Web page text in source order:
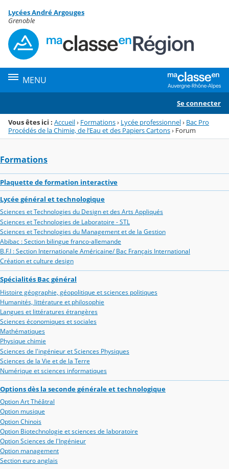
Menu de la rubrique
Contenu
Lycées André Argouges
Grenoble
MENU
Se connecter
Vous êtes ici : Accueil› Formations› Lycée professionnel› Bac Pro
Procédés de la Chimie, de l’Eau et des Papiers Cartons› Forum
Formations
Plaquette de formation interactive
Lycée général et technologique
Sciences et Technologies du Design et des Arts Appliqués
Sciences et Technologies de Laboratoire - STL
Sciences et Technologies du Management et de la Gestion
Abibac : Section bilingue franco-allemande
B.F.I : Section Internationale Américaine/ Bac Français International
Création et culture design
Spécialités Bac général
Histoire géographie, géopolitique et sciences politiques
Humanités, littérature et philosophie
Langues et littératures étrangères
Sciences économiques et sociales
Mathématiques
Physique chimie
Sciences de l'ingénieur et Sciences Physiques
Sciences de la Vie et de la Terre
Numérique et sciences informatiques
Options dès la seconde générale et technologique
Option Art Théâtral
Option musique
Option Chinois
Option Biotechnologie et sciences de laboratoire
Option Sciences de l'Ingénieur
Option management
Section euro anglais